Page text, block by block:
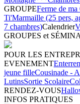
GROUPEFerme de
Ti'Marmaille (25 pers,
7 chambres)Calendrier
GROUPES et
POUR LES
EVENEMENT
jeune filleCousinade -
LutinsSortie Scolaire
RENDEZ-VOUS
INFOS PRATIQUES